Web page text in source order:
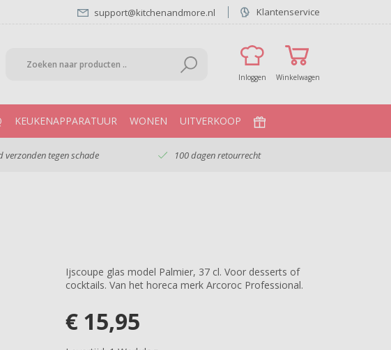
support@kitchenandmore.nl Klantenservice
Inloggen Winkelwagen
KEUKENAPPARATUUR WONEN UITVERKOOP
verzonden tegen schade 100 dagen retourrecht
Ijscoupe glas model Palmier, 37 cl. Voor desserts of
cocktails. Van het horeca merk Arcoroc Professional.
€ 15,95